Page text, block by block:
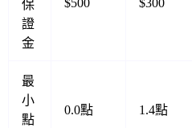
保
證
金
$500 $300
最
小
點
0.0點 1.4點